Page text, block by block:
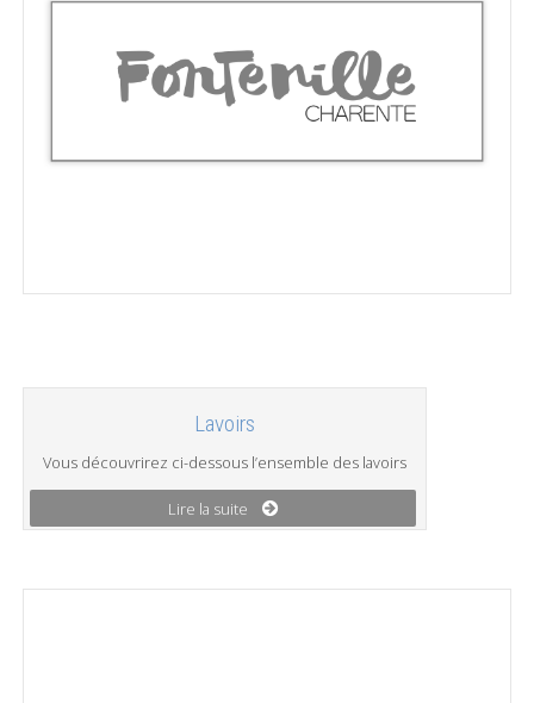
Lavoirs
Vous découvrirez ci-dessous l’ensemble des lavoirs
Lire la suite